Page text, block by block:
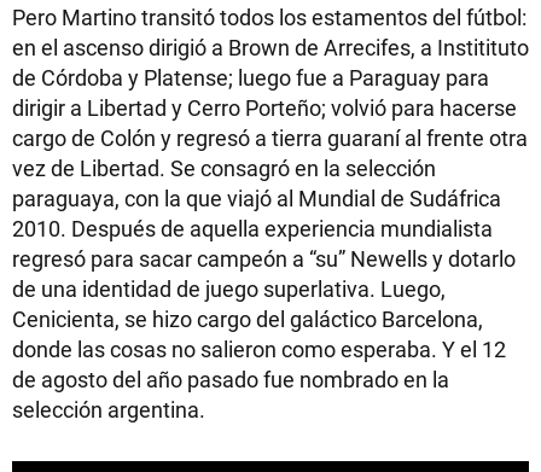
Pero Martino transitó todos los estamentos del fútbol:
en el ascenso dirigió a Brown de Arrecifes, a Institituto
de Córdoba y Platense; luego fue a Paraguay para
dirigir a Libertad y Cerro Porteño; volvió para hacerse
cargo de Colón y regresó a tierra guaraní al frente otra
vez de Libertad. Se consagró en la selección
paraguaya, con la que viajó al Mundial de Sudáfrica
2010. Después de aquella experiencia mundialista
regresó para sacar campeón a “su” Newells y dotarlo
de una identidad de juego superlativa. Luego,
Cenicienta, se hizo cargo del galáctico Barcelona,
donde las cosas no salieron como esperaba. Y el 12
de agosto del año pasado fue nombrado en la
selección argentina.